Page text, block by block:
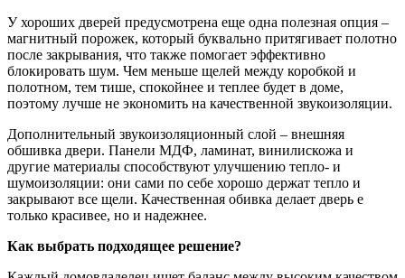
У хороших дверей предусмотрена еще одна полезная опция –
магнитный порожек, который буквально притягивает полотно
после закрывания, что также помогает эффективно
блокировать шум. Чем меньше щелей между коробкой и
полотном, тем тише, спокойнее и теплее будет в доме,
поэтому лучше не экономить на качественной звукоизоляции.
Дополнительный звукоизоляционный слой – внешняя
обшивка двери. Панели МДФ, ламинат, винилискожа и
другие материалы способствуют улучшению тепло- и
шумоизоляции: они сами по себе хорошо держат тепло и
закрывают все щели. Качественная обивка делает дверь е
только красивее, но и надежнее.
Как выбрать подходящее решение?